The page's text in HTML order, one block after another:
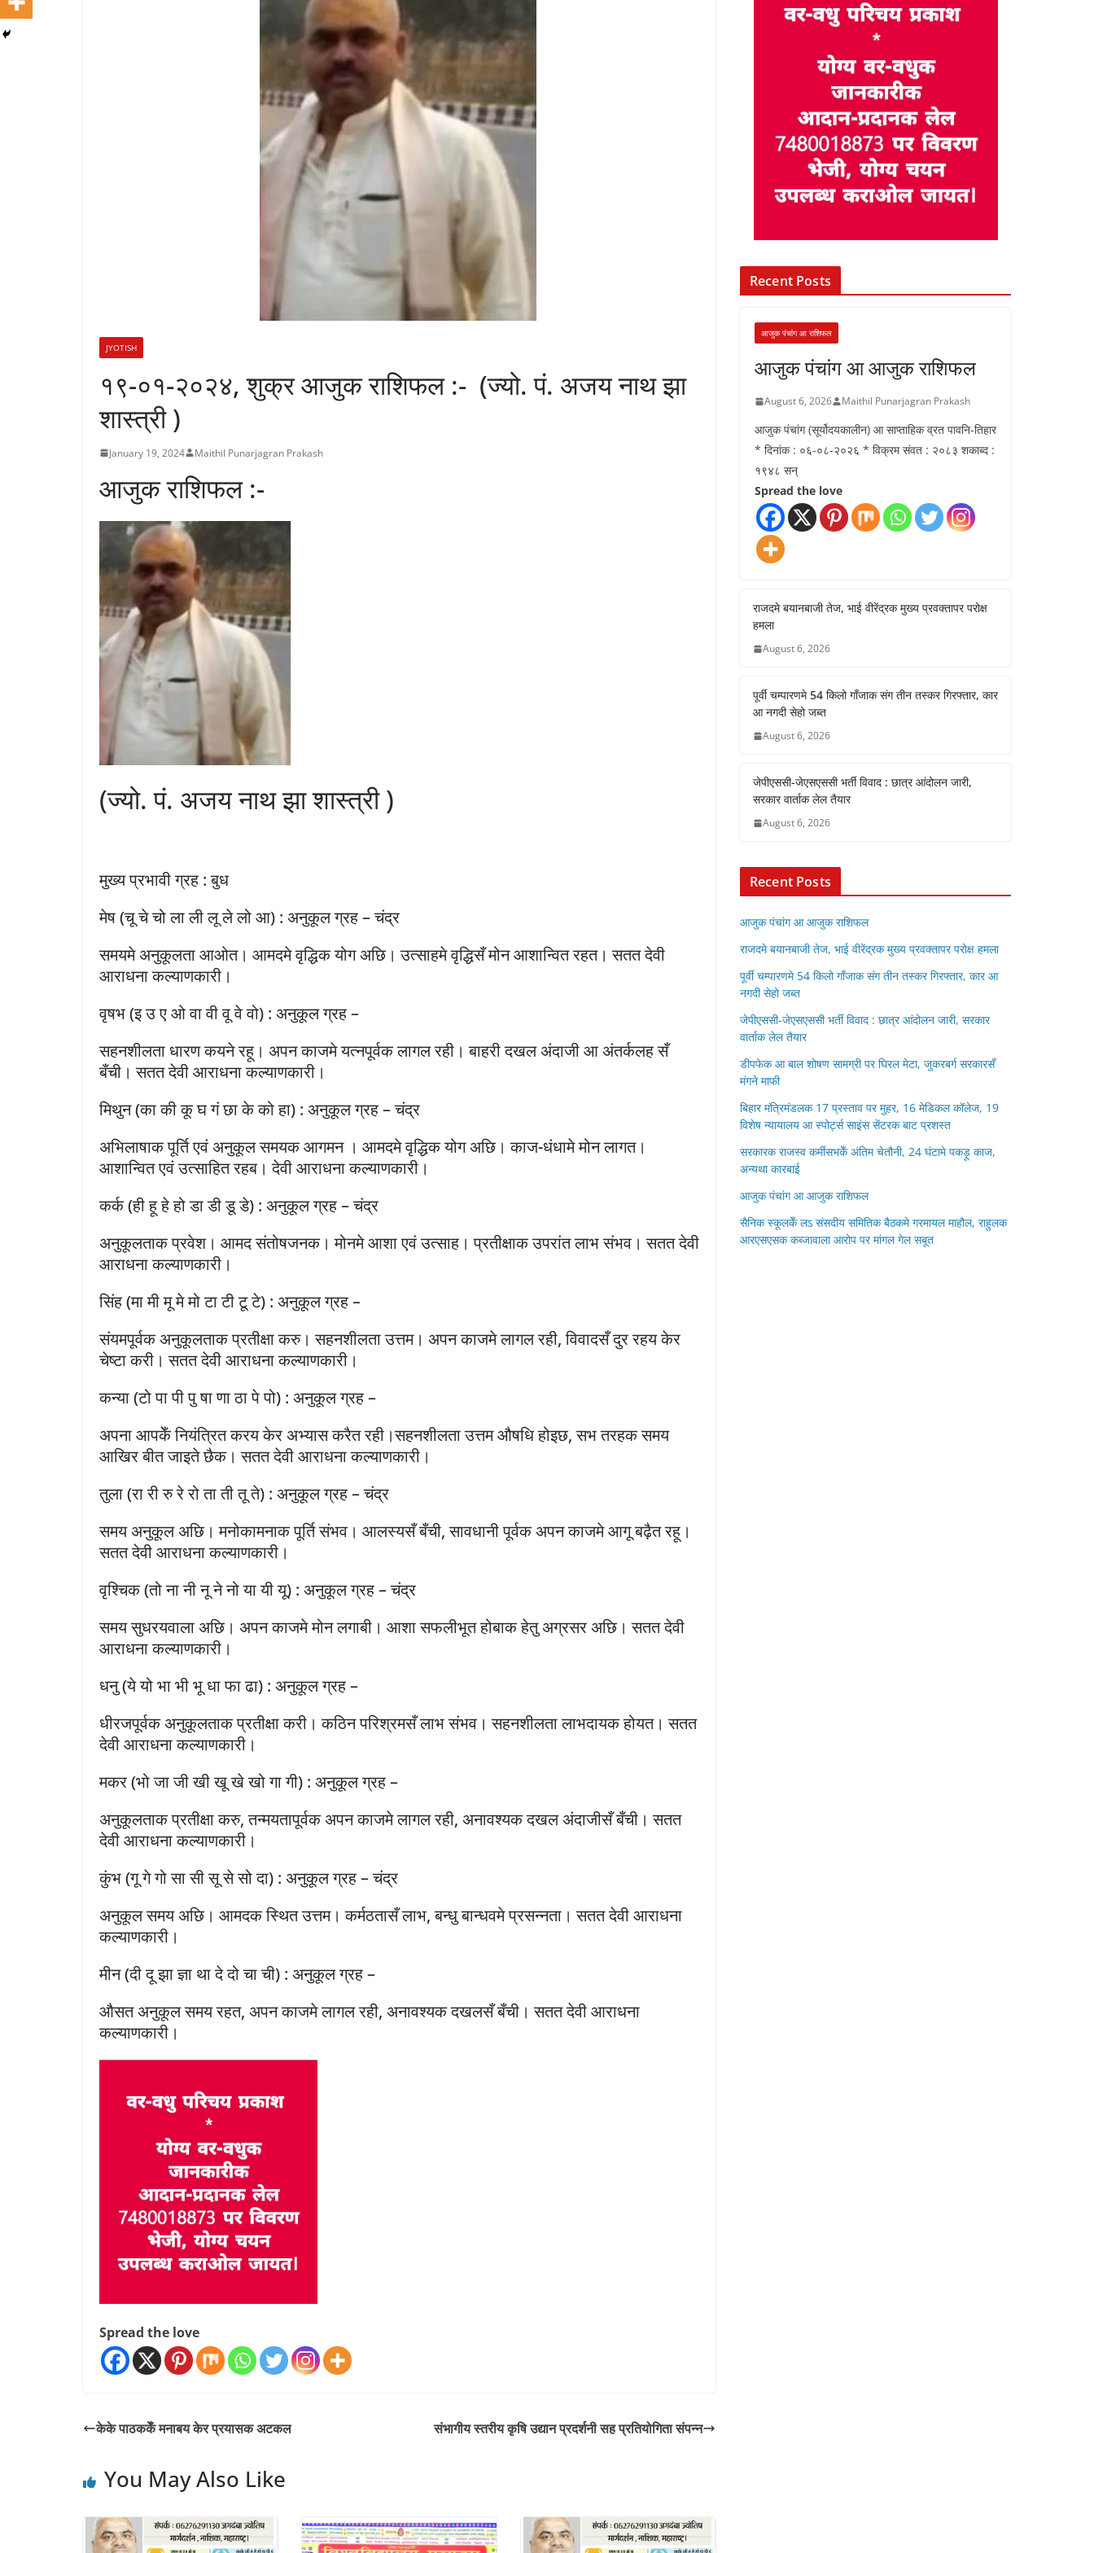
JYOTISH
१९-०१-२०२४, शुक्र आजुक राशिफल :- (ज्यो. पं. अजय नाथ झा
शास्त्री )
January 19, 2024 Maithil Punarjagran Prakash
आजुक राशिफल :-
(ज्यो. पं. अजय नाथ झा शास्त्री )
मुख्य प्रभावी ग्रह : बुध
मेष (चू चे चो ला ली लू ले लो आ) : अनुकूल ग्रह – चंद्र
समयमे अनुकूलता आओत। आमदमे वृद्धिक योग अछि। उत्साहमे वृद्धिसँ मोन आशान्वित रहत। सतत देवी
आराधना कल्याणकारी।
वृषभ (इ उ ए ओ वा वी वू वे वो) : अनुकूल ग्रह –
सहनशीलता धारण कयने रहू। अपन काजमे यत्नपूर्वक लागल रही। बाहरी दखल अंदाजी आ अंतर्कलह सँ
बँची। सतत देवी आराधना कल्याणकारी।
मिथुन (का की कू घ गं छा के को हा) : अनुकूल ग्रह – चंद्र
अभिलाषाक पूर्ति एवं अनुकूल समयक आगमन । आमदमे वृद्धिक योग अछि। काज-धंधामे मोन लागत।
आशान्वित एवं उत्साहित रहब। देवी आराधना कल्याणकारी।
कर्क (ही हू हे हो डा डी डू डे) : अनुकूल ग्रह – चंद्र
अनुकूलताक प्रवेश। आमद संतोषजनक। मोनमे आशा एवं उत्साह। प्रतीक्षाक उपरांत लाभ संभव। सतत देवी
आराधना कल्याणकारी।
सिंह (मा मी मू मे मो टा टी टू टे) : अनुकूल ग्रह –
संयमपूर्वक अनुकूलताक प्रतीक्षा करु। सहनशीलता उत्तम। अपन काजमे लागल रही, विवादसँ दुर रहय केर
चेष्टा करी। सतत देवी आराधना कल्याणकारी।
कन्या (टो पा पी पु षा णा ठा पे पो) : अनुकूल ग्रह –
अपना आपकेँ नियंत्रित करय केर अभ्यास करैत रही।सहनशीलता उत्तम औषधि होइछ, सभ तरहक समय
आखिर बीत जाइते छैक। सतत देवी आराधना कल्याणकारी।
तुला (रा री रु रे रो ता ती तू ते) : अनुकूल ग्रह – चंद्र
समय अनुकूल अछि। मनोकामनाक पूर्ति संभव। आलस्यसँ बँची, सावधानी पूर्वक अपन काजमे आगू बढ़ैत रहू।
सतत देवी आराधना कल्याणकारी।
वृश्चिक (तो ना नी नू ने नो या यी यू) : अनुकूल ग्रह – चंद्र
समय सुधरयवाला अछि। अपन काजमे मोन लगाबी। आशा सफलीभूत होबाक हेतु अग्रसर अछि। सतत देवी
आराधना कल्याणकारी।
धनु (ये यो भा भी भू धा फा ढा) : अनुकूल ग्रह –
धीरजपूर्वक अनुकूलताक प्रतीक्षा करी। कठिन परिश्रमसँ लाभ संभव। सहनशीलता लाभदायक होयत। सतत
देवी आराधना कल्याणकारी।
मकर (भो जा जी खी खू खे खो गा गी) : अनुकूल ग्रह –
अनुकूलताक प्रतीक्षा करु, तन्मयतापूर्वक अपन काजमे लागल रही, अनावश्यक दखल अंदाजीसँ बँची। सतत
देवी आराधना कल्याणकारी।
कुंभ (गू गे गो सा सी सू से सो दा) : अनुकूल ग्रह – चंद्र
अनुकूल समय अछि। आमदक स्थित उत्तम। कर्मठतासँ लाभ, बन्धु बान्धवमे प्रसन्नता। सतत देवी आराधना
कल्याणकारी।
मीन (दी दू झा ज्ञा था दे दो चा ची) : अनुकूल ग्रह –
औसत अनुकूल समय रहत, अपन काजमे लागल रही, अनावश्यक दखलसँ बँची। सतत देवी आराधना
कल्याणकारी।
Spread the love
केके पाठककेँ मनाबय केर प्रयासक अटकल संभागीय स्तरीय कृषि उद्यान प्रदर्शनी सह प्रतियोगिता संपन्न
You May Also Like
Recent Posts
आजुक पंचांग आ राशिफल
आजुक पंचांग आ आजुक राशिफल
August 6, 2026 Maithil Punarjagran Prakash
आजुक पंचांग (सूर्योदयकालीन) आ साप्ताहिक व्रत पावनि-तिहार
* दिनांक : ०६-०८-२०२६ * विक्रम संवत : २०८३ शकाब्द :
१९४८ सन्
Spread the love
राजदमे बयानबाजी तेज, भाई वीरेंद्रक मुख्य प्रवक्तापर परोक्ष
हमला
August 6, 2026
पूर्वी चम्पारणमे 54 किलो गाँजाक संग तीन तस्कर गिरफ्तार, कार
आ नगदी सेहो जब्त
August 6, 2026
जेपीएससी-जेएसएससी भर्ती विवाद : छात्र आंदोलन जारी,
सरकार वार्ताक लेल तैयार
August 6, 2026
Recent Posts
आजुक पंचांग आ आजुक राशिफल
राजदमे बयानबाजी तेज, भाई वीरेंद्रक मुख्य प्रवक्तापर परोक्ष हमला
पूर्वी चम्पारणमे 54 किलो गाँजाक संग तीन तस्कर गिरफ्तार, कार आ
नगदी सेहो जब्त
जेपीएससी-जेएसएससी भर्ती विवाद : छात्र आंदोलन जारी, सरकार
वार्ताक लेल तैयार
डीपफेक आ बाल शोषण सामग्री पर घिरल मेटा, जुकरबर्ग सरकारसँ
मंगने माफी
बिहार मंत्रिमंडलक 17 प्रस्ताव पर मुहर, 16 मेडिकल कॉलेज, 19
विशेष न्यायालय आ स्पोर्ट्स साइंस सेंटरक बाट प्रशस्त
सरकारक राजस्व कर्मीसभकेँ अंतिम चेतौनी, 24 घंटामे पकड़ू काज,
अन्यथा कारबाई
आजुक पंचांग आ आजुक राशिफल
सैनिक स्कूलकेँ लऽ संसदीय समितिक बैठकमे गरमायल माहौल, राहुलक
आरएसएसक कब्जावाला आरोप पर मांगल गेल सबूत